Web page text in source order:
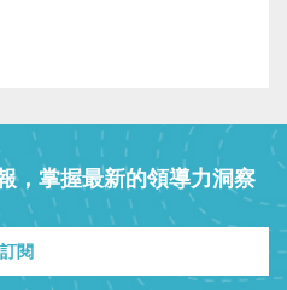
，掌握最新的領導力洞察
訂閱